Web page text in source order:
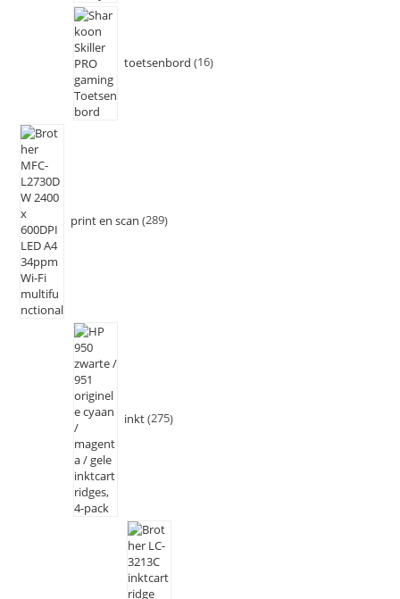
toetsenbord 16
print en scan 289
inkt 275